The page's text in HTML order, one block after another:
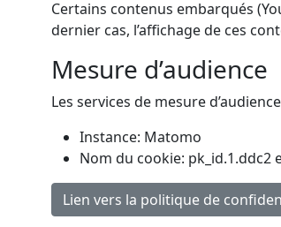
Certains contenus embarqués
dernier cas, l’affichage de ces
Mesure d’audience
Les services de mesure
Instance: Matomo
Nom du cookie: pk_id.1.ddc2
Lien vers la politique de